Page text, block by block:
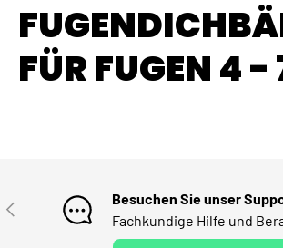
FÜR FUGEN 4 -
VORHERIGE
Besuchen Sie unser
Fachkundige Hilfe und